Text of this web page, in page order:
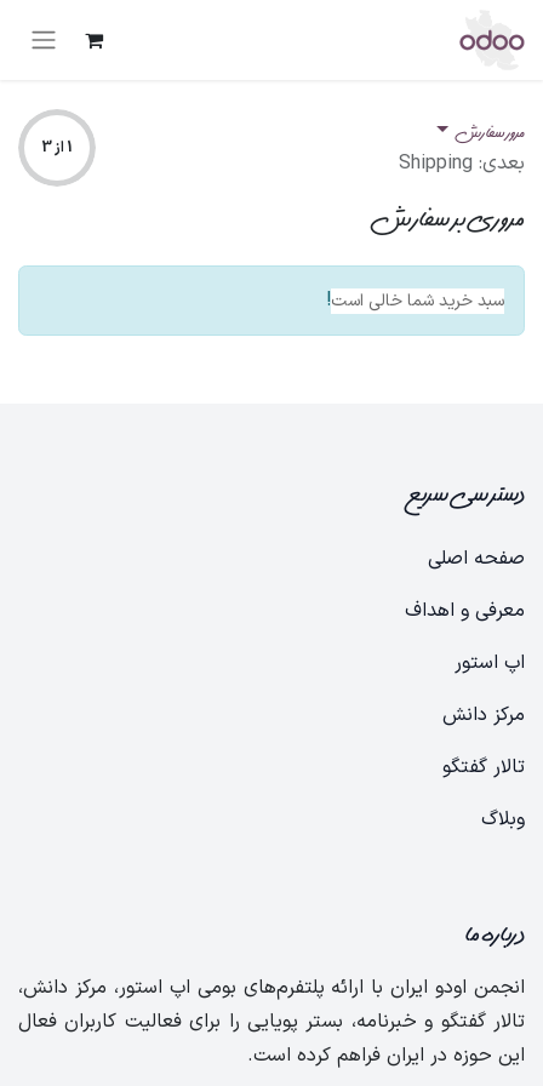
مرور سفارش
بعدی: Shipping
1 از 3
مروری بر سفارش
سبد خرید شما خالی است!
دسترسی سریع
صفحه اصلی
معرفی و اهداف
​​​​​​​ا​​پ​ ا​س​ت​ور​
​​​​​مرک​​ز​ ​دا​نش
​​​​تالار ​گ​ف​تگ​و
​​​و​ب​لا​گ
درباره ما
انجمن اودو ایران با ارائه پلتفرم‌های بومی اپ استور، مرکز دانش،
تالار گفتگو و خبرنامه، بستر پویایی را برای فعالیت کاربران فعال
این حوزه در ایران فراهم کرده است.